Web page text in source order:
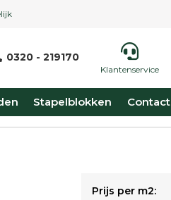
0320 - 219170
Klantenservice
Stapelblokken Contact
Prijs per m2: